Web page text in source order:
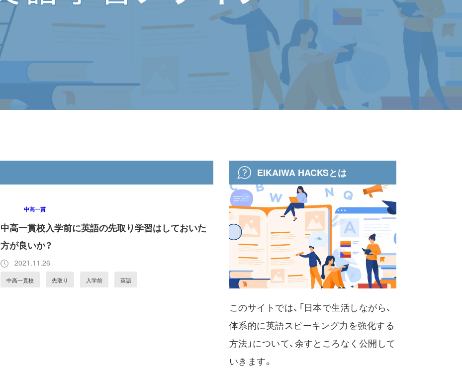
中高一貫
中高一貫校入学前に英語の先取り学習はしておいた
方が良いか？
2021.11.26
中高一貫校 先取り 入学前 英語
EIKAIWA HACKSとは
このサイトでは、「日本で生活しながら、
体系的に英語スピーキング力を強化する
方法」について、余すところなく公開して
いきます。